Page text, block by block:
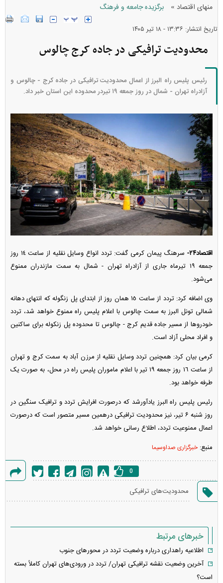
منهای اقتصاد » برگزیده جامعه و فرهنگ
تاریخ انتشار: ۱۳:۳۶ - ۱۸ تير ۱۴۰۵
محدودیت ترافیکی در جاده کرج چالوس
رئیس پلیس راه البرز از اعمال محدودیت ترافیکی در جاده کرج - چالوس و
آزادراه تهران - شمال در روز جمعه ١٩ تیردر محدوده این استان خبر داد.
اقتصاد۲۴-
سرهنگ پیمان کرمی گفت: تردد انواع وسایل نقلیه از ساعت ١٤ روز
جمعه ١٩ تیرماه جاری از آزادراه تهران - شمال به سمت مازندران ممنوع
می‌شود.
وی اضافه کرد: تردد از ساعت ١٥ همان روز از ابتدای پل زنگوله که انتهای دهانه
شمالی تونل البرز به سمت چالوس با اعلام پلیس راه ممنوع خواهد شد، تردد
خودرو‌ها از مسیر جاده قدیم کرج - چالوس تا محدوده پل زنکوله برای ساکنین
و افراد محلی آزاد است.
کرمی بیان کرد: همچنین تردد وسایل نقلیه از مرزن آباد به سمت کرج و تهران
از ساعت ١٦ روز جمعه ١٩ تیر با اعلام ماموران پلیس راه در محل، به صورت یک
طرفه خواهد بود.
رئیس پلیس راه البرز یادآورشد که درصورت افرایش تردد و ترافیک سنگین در
روز شنبه ۶ تیر، نیز محدودیت ترافیکی درهمین مسیر متصور است که درصورت
اعمال ممنوعیت تردد، اطلاع رسانی خواهد شد.
منبع: خبرگزاری صداوسیما
خطا
0
محدودیت‌های ترافیکی
خبرهای مرتبط
اطلاعیه راهداری درباره وضعیت تردد در محورهای جنوب
آخرین وضعیت نقشه ترافیکی تهران/ تردد در ورودی‌های تهران کاملاً بسته
است؟